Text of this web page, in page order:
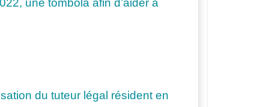
une tombola afin d’aider à
du tuteur légal résident en